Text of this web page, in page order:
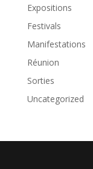
Expositions
Festivals
Manifestations
Réunion
Sorties
Uncategorized